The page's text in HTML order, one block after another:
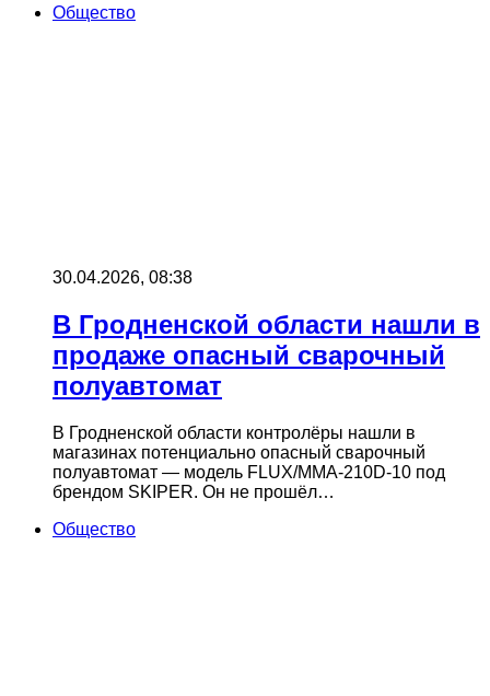
Общество
30.04.2026, 08:38
В Гродненской области нашли в
продаже опасный сварочный
полуавтомат
В Гродненской области контролёры нашли в
магазинах потенциально опасный сварочный
полуавтомат — модель FLUX/MMA-210D-10 под
брендом SKIPER. Он не прошёл…
Общество